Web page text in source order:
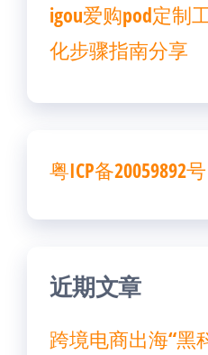
igou爱购pod定制
化步骤指南分享
粤ICP备20059892号
近期文章
跨境电商出海“黑